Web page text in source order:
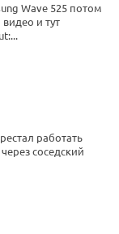
Wave 525 потом
и тут
работать
соседский